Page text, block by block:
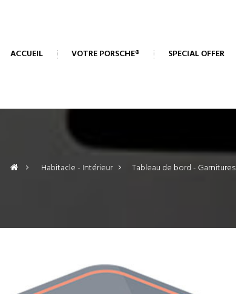
ACCUEIL VOTRE PORSCHE® SPECIAL OFFER
> Habitacle - Intérieur > Tableau de bord - Garnitures